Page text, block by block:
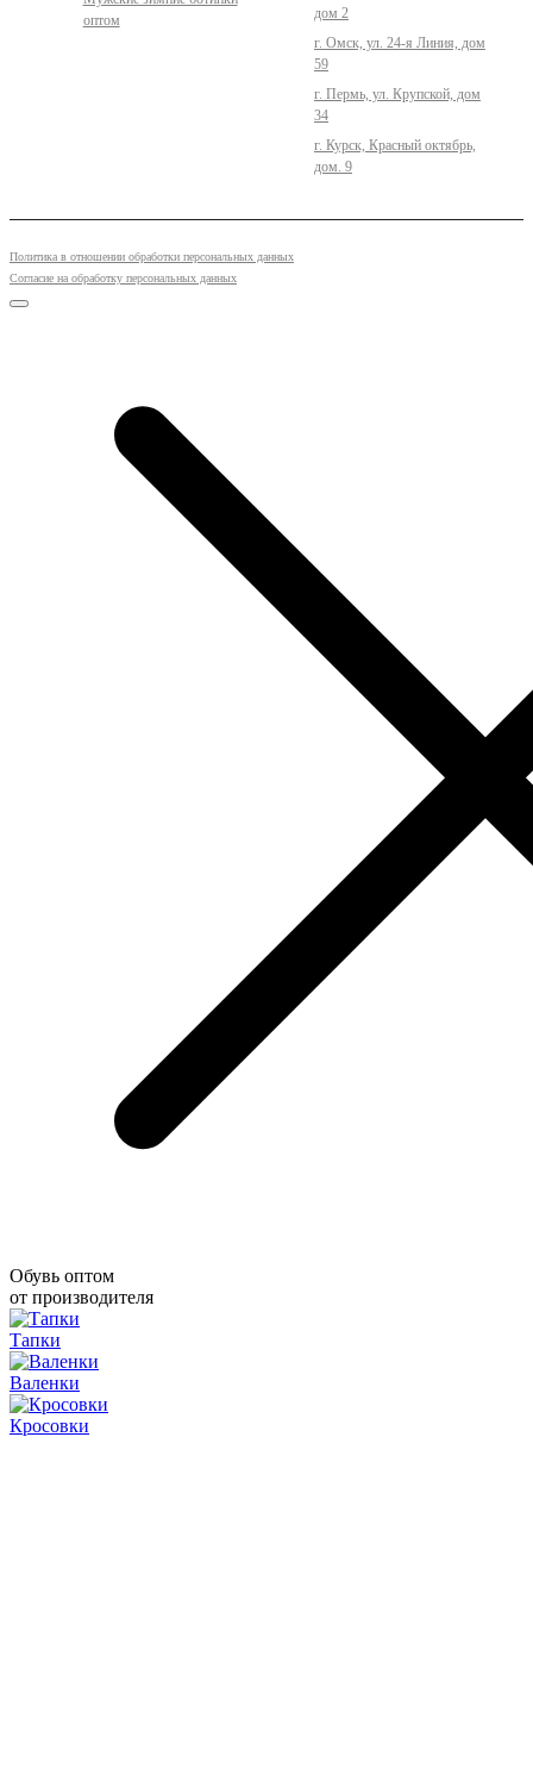
оптом
дом 2
г. Омск, ул. 24-я Линия, дом
59
г. Пермь, ул. Крупской, дом
34
г. Курск, Красный октябрь,
дом. 9
Политика в отношении обработки персональных данных
Согласие на обработку персональных данных
Обувь оптом
от производителя
Тапки
Валенки
Кросовки